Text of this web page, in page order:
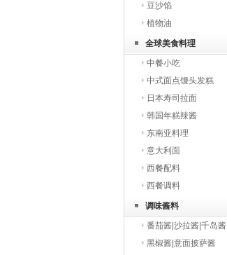
豆沙馅
植物油
全球美食料理
中餐小吃
中式面点馒头发糕
日本寿司拉面
韩国年糕辣酱
东南亚料理
意大利面
西餐配料
西餐调料
调味酱料
番茄酱|沙拉酱|千岛酱
黑椒酱|意面披萨酱